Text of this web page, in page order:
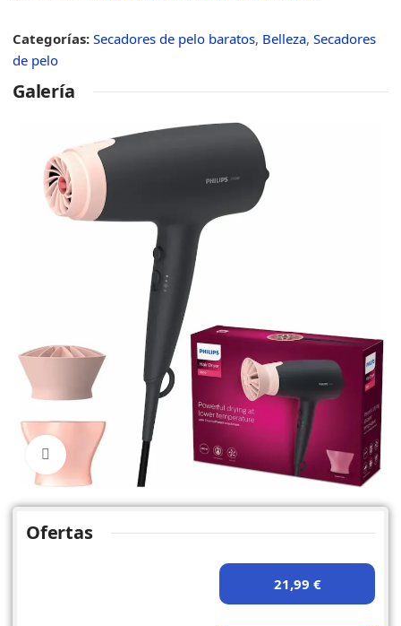
Categorías: Secadores de pelo baratos, Belleza, Secadores
de pelo
Galería
Click to enlarge
Ofertas
21,99 €